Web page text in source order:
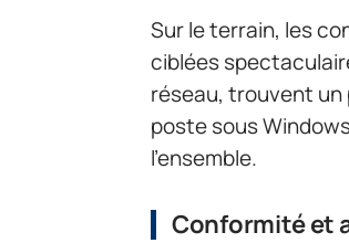
Sur le terrain, les
ciblées
réseau, trouvent
poste sous
l’ensemble.
Conformité et